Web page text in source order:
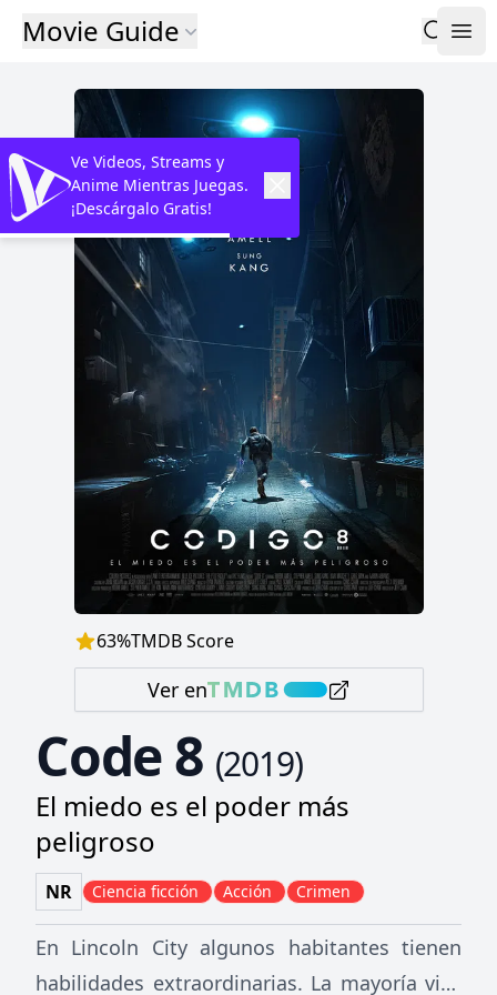
Movie Guide
63%TMDB Score
Ver en
Code 8 (2019)
El miedo es el poder más
peligroso
NR Ciencia ficción Acción Crimen
En Lincoln City algunos habitantes tienen
habilidades extraordinarias. La mayoría vive
Ve Videos, Streams y
Anime Mientras Juegas.
¡Descárgalo Gratis!